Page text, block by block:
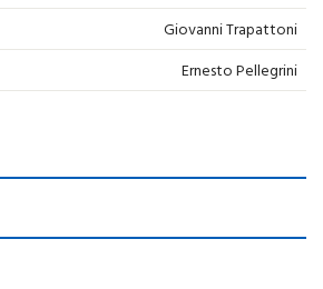
Giovanni Trapattoni
Ernesto Pellegrini